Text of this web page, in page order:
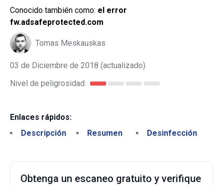
Conocido también como: el error
fw.adsafeprotected.com
Tomas Meskauskas
03 de Diciembre de 2018 (actualizado)
Nivel de peligrosidad:
Enlaces rápidos:
Descripción
Resumen Desinfección
Obtenga un escaneo gratuito y verifique